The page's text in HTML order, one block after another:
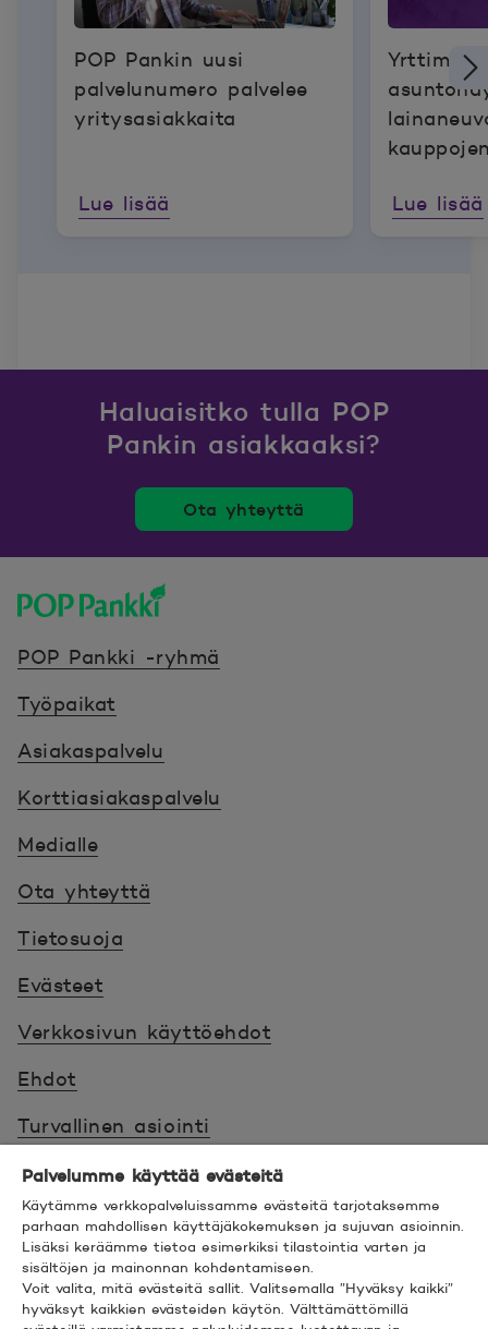
POP Pankin uusi
palvelunumero palvelee
yritysasiakkaita
Lue lisää Lue lisää
Haluaisitko tulla POP
Pankin asiakkaaksi?
Ota yhteyttä
POP Pankki -ryhmä
Työpaikat
Asiakaspalvelu
Korttiasiakaspalvelu
Medialle
Ota yhteyttä
Tietosuoja
Evästeet
Verkkosivun käyttöehdot
Ehdot
Turvallinen asiointi
Saavutettavuus
Hyödyllistä tietää
© 2026 POP Pankki,Hevosenkenkä 3, 02600
ESPOO
Palvelumme käyttää evästeitä
Käytämme verkkopalveluissamme evästeitä tarjotaksemme
parhaan mahdollisen käyttäjäkokemuksen ja sujuvan asioinnin.
Lisäksi keräämme tietoa esimerkiksi tilastointia varten ja
sisältöjen ja mainonnan kohdentamiseen.
Voit valita, mitä evästeitä sallit. Valitsemalla ”Hyväksy kaikki”
hyväksyt kaikkien evästeiden käytön. Välttämättömillä